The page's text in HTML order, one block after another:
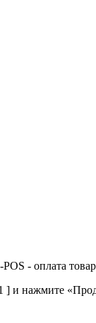
- оплата
] и нажмите